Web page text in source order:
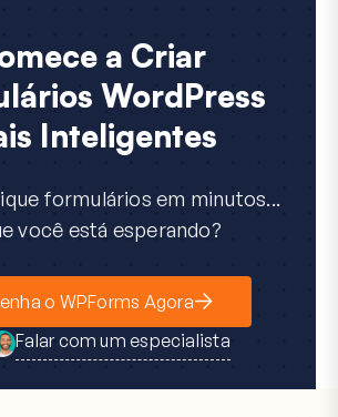
a Criar
WordPress
Inteligentes
formulários em minutos...
você está esperando?
o WPForms Agora
Falar com um especialista